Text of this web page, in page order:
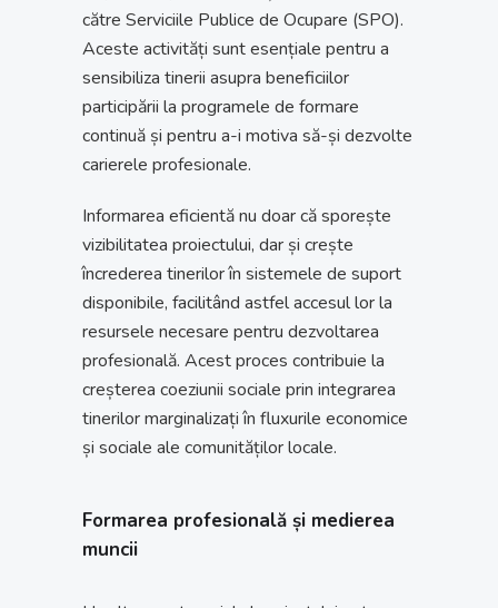
către Serviciile Publice de Ocupare (SPO).
Aceste activități sunt esențiale pentru a
sensibiliza tinerii asupra beneficiilor
participării la programele de formare
continuă și pentru a-i motiva să-și dezvolte
carierele profesionale.
Informarea eficientă nu doar că sporește
vizibilitatea proiectului, dar și crește
încrederea tinerilor în sistemele de suport
disponibile, facilitând astfel accesul lor la
resursele necesare pentru dezvoltarea
profesională. Acest proces contribuie la
creșterea coeziunii sociale prin integrarea
tinerilor marginalizați în fluxurile economice
și sociale ale comunităților locale.
Formarea profesională și medierea
muncii